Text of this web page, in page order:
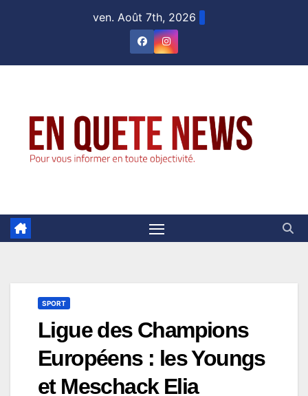
ven. Août 7th, 2026
SPORT
Ligue des Champions
Européens : les Youngs
et Meschack Elia